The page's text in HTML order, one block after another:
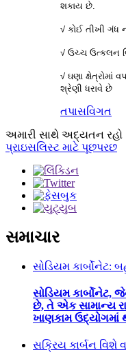
શકાય છે.
√ કોઈ તીખી
√ ઉચ્ચ ઉત્કલન
√ ઘણા ક્ષેત્રોમાં
શ્રેણી ધરાવે છે
તપાસવિગત
અમારી સાથે અદ્યતન રહો
પ્રાઇસલિસ્ટ માટે પૂછપરછ
સમાચાર
સોડિયમ કાર્બોનેટ:
સોડિયમ
છે, તે એક સામાન્ય
ખાણકામ ઉદ્યોગમાં
સક્રિય કાર્બન વિશે